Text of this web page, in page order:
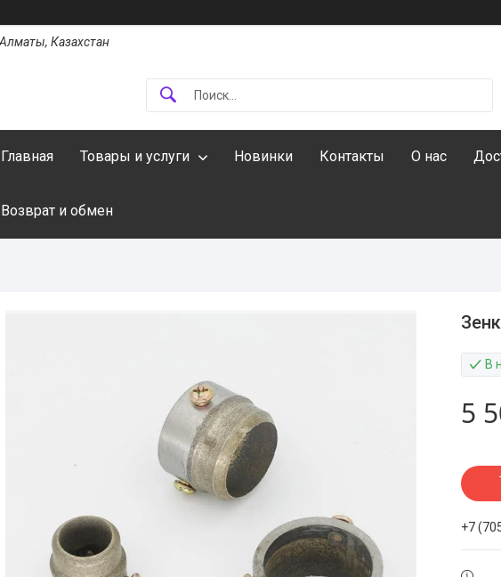
Казахстан
Главная Товары и услуги Новинки Контакты О нас
Возврат и обмен
В
5
+7